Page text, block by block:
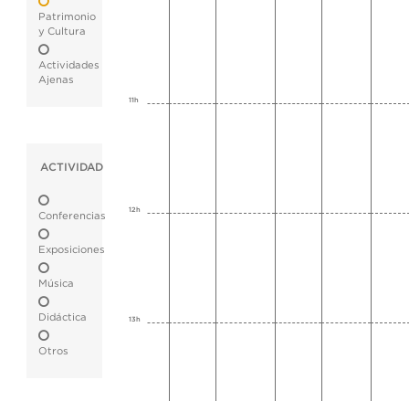
Patrimonio
y Cultura
Actividades
Ajenas
ACTIVIDAD
Conferencias
Exposiciones
Música
Didáctica
Otros
11h
12h
13h